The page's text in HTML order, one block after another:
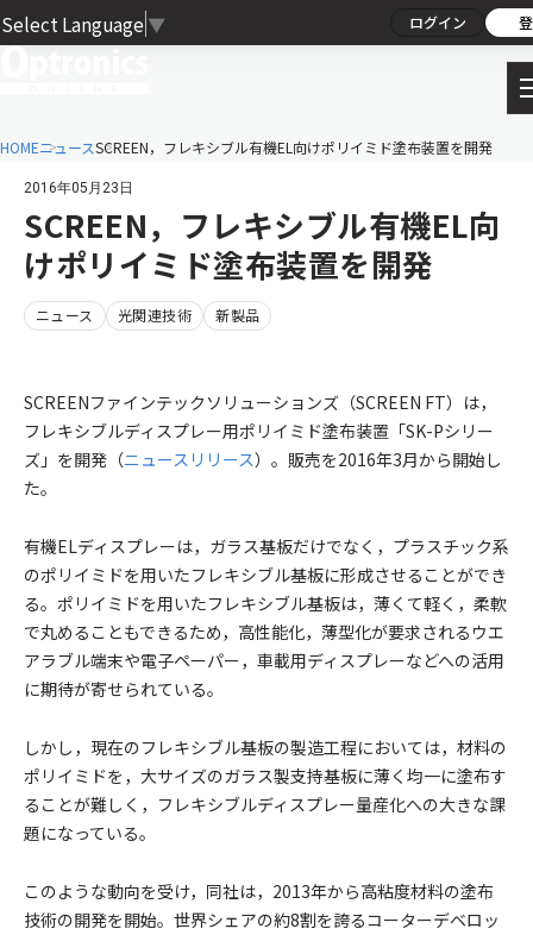
Select Language ▼ ログイン
HOMEニュースSCREEN，フレキシブル有機EL向けポリイミド塗布装置を開発
2016年05月23日
SCREEN，フレキシブル有機EL向
けポリイミド塗布装置を開発
ニュース 光関連技術 新製品
SCREENファインテックソリューションズ（SCREEN FT）は，
フレキシブルディスプレー用ポリイミド塗布装置「SK-Pシリー
ズ」を開発（ニュースリリース）。販売を2016年3月から開始し
た。
有機ELディスプレーは，ガラス基板だけでなく，プラスチック系
のポリイミドを用いたフレキシブル基板に形成させることができ
る。ポリイミドを用いたフレキシブル基板は，薄くて軽く，柔軟
で丸めることもできるため，高性能化，薄型化が要求されるウエ
アラブル端末や電子ペーパー，車載用ディスプレーなどへの活用
に期待が寄せられている。
しかし，現在のフレキシブル基板の製造工程においては，材料の
ポリイミドを，大サイズのガラス製支持基板に薄く均一に塗布す
ることが難しく，フレキシブルディスプレー量産化への大きな課
題になっている。
このような動向を受け，同社は，2013年から高粘度材料の塗布
技術の開発を開始。世界シェアの約8割を誇るコーターデベロッ